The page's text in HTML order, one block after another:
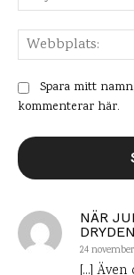
NÄR
24 november
Spara mitt
kommenterar här.